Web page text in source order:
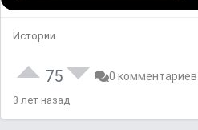
Истории
75 0 комментариев
3 лет назад